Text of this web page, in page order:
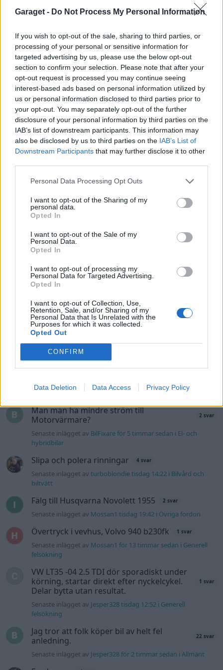
Garaget - Do Not Process My Personal Information
If you wish to opt-out of the sale, sharing to third parties, or
processing of your personal or sensitive information for
targeted advertising by us, please use the below opt-out
section to confirm your selection. Please note that after your
opt-out request is processed you may continue seeing
interest-based ads based on personal information utilized by
us or personal information disclosed to third parties prior to
your opt-out. You may separately opt-out of the further
disclosure of your personal information by third parties on the
IAB’s list of downstream participants. This information may
also be disclosed by us to third parties on the IAB’s List of
Downstream Participants that may further disclose it to other
Personal Data Processing Opt Outs
I want to opt-out of the Sharing of my
personal data.
Opted In
I want to opt-out of the Sale of my
Personal Data.
Opted In
I want to opt-out of processing my
Personal Data for Targeted Advertising.
Opted In
I want to opt-out of Collection, Use,
Retention, Sale, and/or Sharing of my
Personal Data that Is Unrelated with the
Purposes for which it was collected.
Opted Out
CONFIRM
Data Deletion Data Access Privacy Policy
Biltema!
6570 svar
Senaste projektinläggen
Volvo 245 ?Turbo? 40 svar
Senaste inlägget avMarurb1 för 1 timme sedan iProjekt
Renovering av en Honda Civic Aerodeck
VTi
181 svar
Senaste inlägget avXebers76 för 4 timmar sedaniProjekt
Antikrundan på 4 hjul! Ford Model T 1923
Senaste inlägget avXebers76 för 4 timmar sedan iProjekt
Manta b som ska räddas (kaross eller
delar sökes)
Senaste inlägget avTyfors för 7 timmar sedan Projekt
Camaro som bruksbil?! 56 svar
Senaste inlägget av
Volvo 740 GLT Långtids Projekt
Senaste inlägget av iProjekt
med JDM inspiration.
Senaste inlägget av
Volvo 142 Elkonvertering Elbil
Senaste inlägget avEv_volvo142 måndag 19:16 Projekt
Volkswagen split bus t1 1962
Senaste inlägget avDr_snuggels måndag 18:29iProjekt
GT86 Luftbygge med mera
Nyaste forumtrådarna
Man man ha mindre ström till
Motorvärmare?
2 svar
Senaste inlägget av BilFixare för 5 timmar sedan i El- och
hybridbilar
Slipa och polera rinningar 4 svar
Senaste inlägget avturboblondie tisdag 14:22 i Bilvård och
biltvätt
Fälg till Husqvarna Novolett 1955 2 svar
Senaste inlägget av Mossan1 tisdag 19:42 i Övriga fordon
Övertryck i vevhus, Volvo 940 b230fk 1 svar
Senaste inlägget av Mossan1 för 13 timmar sedan i Generell
felsökning
VW LT35 -04 2.5 TDI dör sporadiskt under
körning, startar direkt efter nyckelcykel.
Delar bytta utan resultat.
1 svar
Senaste inlägget av Jesper328 tisdag 12:52 i Generell
felsökning
Jag tror att folk köper bil av helt fel
anledning.
22 svar
Senaste inlägget av Jesper328 för 2 timmar sedan iAllmänt